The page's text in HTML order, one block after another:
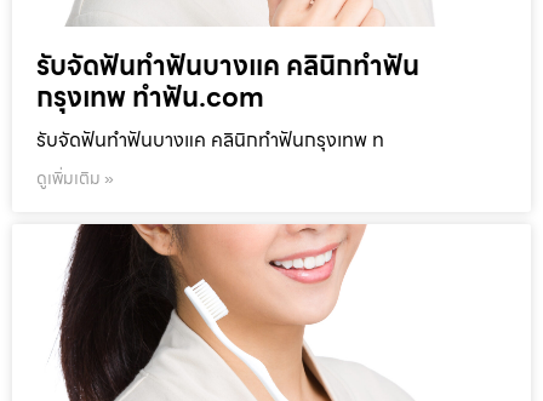
รับจัดฟันทำฟันบางแค คลินิกทำฟัน
กรุงเทพ ทำฟัน.com
รับจัดฟันทำฟันบางแค คลินิกทำฟันกรุงเทพ ท
ดูเพิ่มเติม »